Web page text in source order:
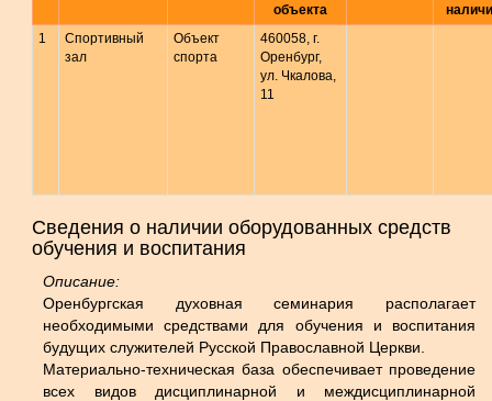
объекта
1
Спортивный
зал
Объект
спорта
460058, г.
Оренбург,
ул. Чкалова,
11
Сведения о наличии оборудованных средств
обучения и воспитания
Описание:
Оренбургская духовная семинария располагает
необходимыми средствами для обучения и воспитания
будущих служителей Русской Православной Церкви.
Материально-техническая база обеспечивает проведение
всех видов дисциплинарной и междисциплинарной